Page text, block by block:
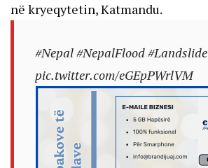
në kryeqytetin, Katmandu.
#Nepal#NepalFlood#Landslide
pic.twitter.com/eGEpPWrlVM